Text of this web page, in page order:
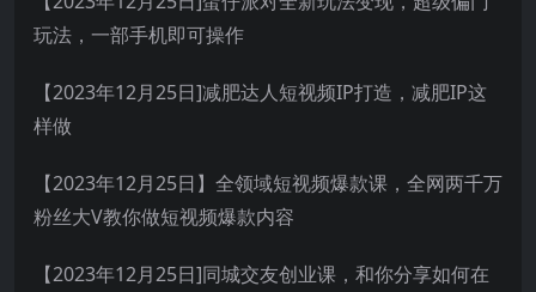
玩法，一部手机即可操作
【2023年12月25日]减肥达人短视频IP打造，减肥IP这
样做
【2023年12月25日】全领域短视频爆款课，全网两千万
粉丝大V教你做短视频爆款内容
【2023年12月25日]同城交友创业课，和你分享如何在